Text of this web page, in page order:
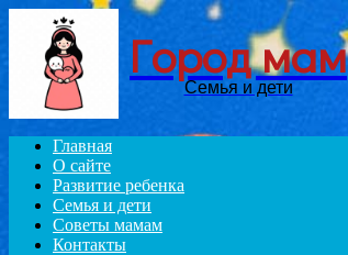
Город мам
Семья и дети
Главная
О сайте
Развитие ребенка
Семья и дети
Советы мамам
Контакты